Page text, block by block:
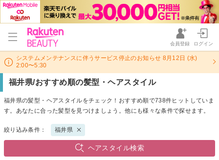
会員登録 ログイン
システムメンテナンスに伴うサービス停止のお知らせ 8月12日 (水)
2:00〜5:30
福井県/おすすめ順の髪型・ヘアスタイル
福井県の髪型・ヘアスタイルをチェック！おすすめ順で738件ヒットしていま
す。あなたに合った髪型を見つけましょう。他にも様々な条件で探せます。
絞り込み条件： 福井県
ヘアスタイル検索